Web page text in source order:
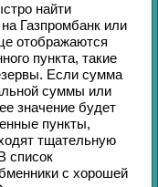
найти
на Газпромбанк или
отображаются
пункта, такие
Если сумма
суммы или
значение будет
пункты,
тщательную
список
с хорошей